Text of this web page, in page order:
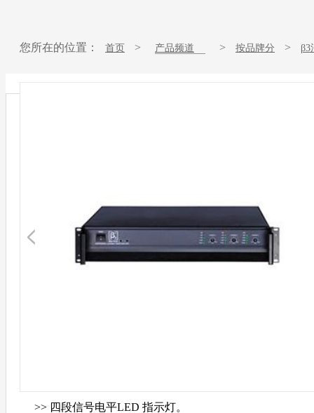
您所在的位置： 首页 > 产品频道 > 按品牌分 > β3
>> 四段信号电平LED 指示灯。